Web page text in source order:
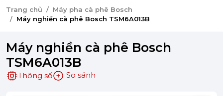
Trang chủ
Máy pha cà phê Bosch
Máy nghiền cà phê Bosch TSM6A013B
Máy nghiền cà phê Bosch
TSM6A013B
Thông số So sánh